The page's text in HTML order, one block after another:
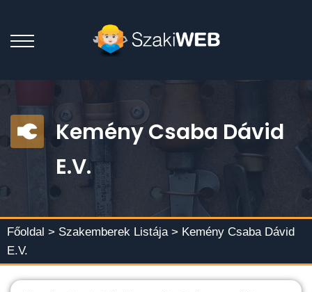
Kemény Csaba Dávid
E.V.
Főoldal > Szakemberek Listája > Kemény Csaba Dávid
E.V.